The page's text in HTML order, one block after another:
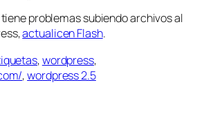
problemas subiendo archivos al
actualicen Flash.
,wordpress,
,wordpress 2.5